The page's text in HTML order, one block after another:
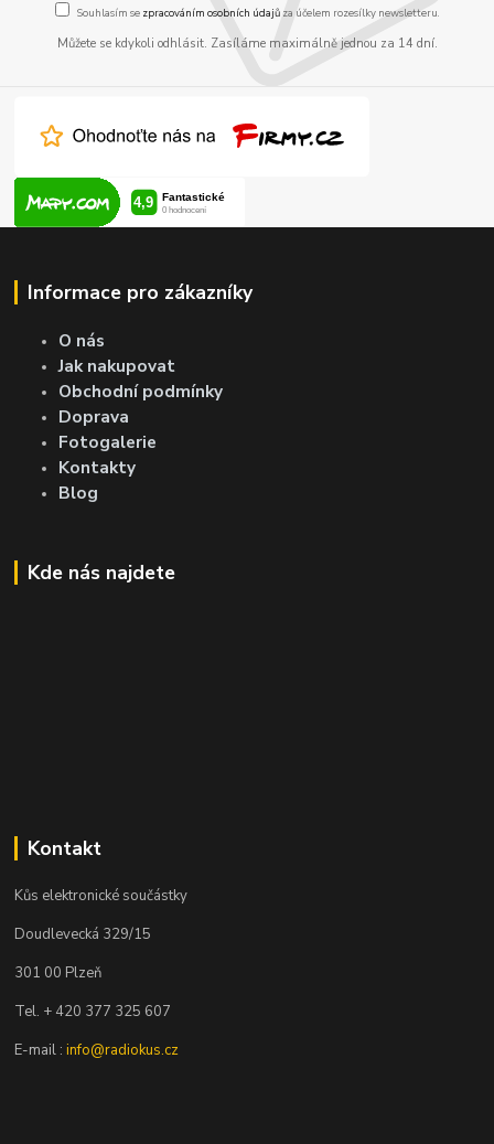
Souhlasím se zpracováním osobních údajůza účelem rozesílky newsletteru.
Můžete se kdykoli odhlásit. Zasíláme maximálně jednou za 14 dní.
Informace pro zákazníky
O nás
Jak nakupovat
Obchodní podmínky
Doprava
Fotogalerie
Kontakty
Blog
Kde nás najdete
Kontakt
Kůs elektronické součástky
Doudlevecká 329/15
301 00 Plzeň
Tel. + 420 377 325 607
E-mail :info@radiokus.cz